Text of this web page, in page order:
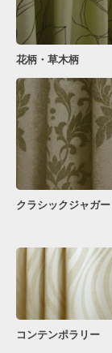
花柄・草木柄
クラシックジャガ
コンテンポラリー